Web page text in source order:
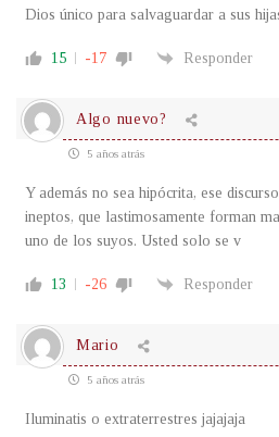
Dios único para salvaguardar a sus
15 -17 Responder
Algo nuevo?
5 años atrás
Y además no sea hipócrita, ese
ineptos, que lastimosamente forman
uno de los suyos. Usted solo se v
13 -26 Responder
Mario
5 años atrás
Iluminatis o extraterrestres jajajaja